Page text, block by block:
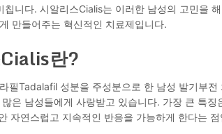
칩니다. 시알리스Cialis는 이러한 남성의 고민을
만들어주는 혁신적인 치료제입니다.
란?
필Tadalafil 성분을 주성분으로 한 남성 발기부
은 남성들에게 사랑받고 있습니다. 가장 큰 특징
자연스럽고 지속적인 반응을 가능하게 한다는 점